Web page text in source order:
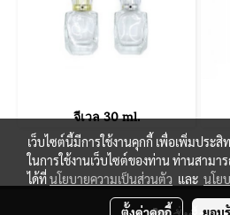
จีเวล 30 ml.
© Copyright 2021 All
เว็บไซต์นี้มีการใช้งานคุกกี้ เพื่อเพิ่มปร
ในการใช้งานเว็บไซต์ของท่าน ท่านสามา
ได้ที่นโยบายความเป็นส่วนตัว และ นโย